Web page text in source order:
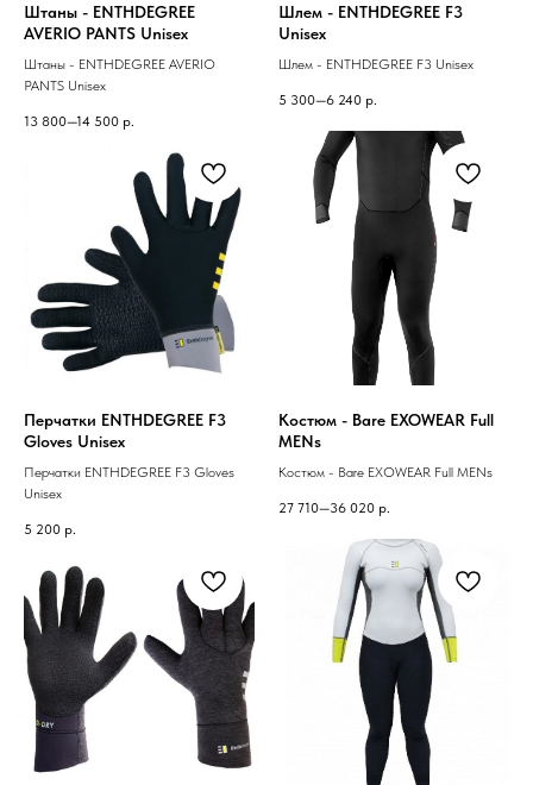
Штаны - ENTHDEGREE
AVERIO PANTS Unisex
Штаны - ENTHDEGREE AVERIO
PANTS Unisex
13 800—14 500 р.
Шлем - ENTHDEGREE F3
Unisex
Шлем - ENTHDEGREE F3 Unisex
5 300—6 240 р.
Перчатки ENTHDEGREE F3
Gloves Unisex
Перчатки ENTHDEGREE F3 Gloves
Unisex
5 200 р.
Костюм - Bare EXOWEAR Full
MENs
Костюм - Bare EXOWEAR Full MENs
27 710—36 020 р.